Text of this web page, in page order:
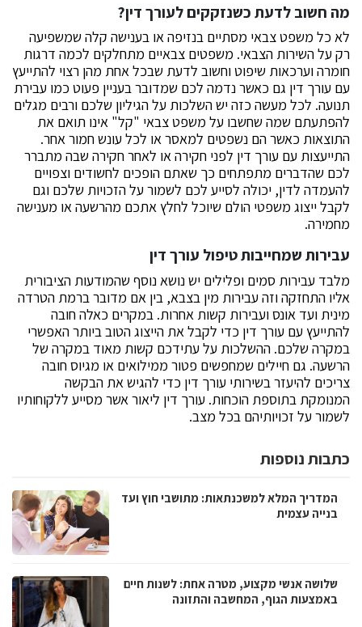
מה חשוב לדעת כשנזקקים לעורך דין?
לא כל משפט צבאי מסתיים בנזיפה או בענישה קלה שמשפיעה
רק על השירות הצבאי. משפטים צבאיים מתחלקים לכמה דרגות
חומרה וערכאות שיפוט וחשוב לדעת שבכל אחת מהן רצוי להתייעץ
עם עורך דין גם כאשר נדמה לכם שמדובר בעניין פעוט כמו עבירת
תנועה. לכל מעשה כזה יש השלכות על הגיליון שלכם ורבים מגלים
להפתעתם שמה שחשבו על משפט צבאי "קל" אינו תואם את
התוצאות כאשר הם נשפטים למאסר או לכל עונש חמור אחר.
התייעצות עם עורך דין לפני חקירה או לאחר חקירה שבה מתברר
לכם שהדברים מתפתחים כך שאתם הופכים לחשודים וצפויים
להעמדה לדין, יכולה לסייע לכם לשמור על הזכויות שלכם וגם
לקבל ייצוג משפטי הולם שיוכל לחלץ אתכם מהרשעה או מענישה
מחמירה.
עבירות שמחייבות טיפול עורך דין
מלבד עבירות סמים ופלילים יש נושא נוסף שהמודעות הציבורית
אליו התחזקה וזה עבירות מין בצבא, בין אם מדובר ברמת הטרדה
מינית ועד אונס ועבירות קשות אחרות. במקרים כאלה חובה
להתייעץ עם עורך דין כדי לקבל את הייצוג הטוב ביותר האפשרי
במקרה שלכם. ההשלכות על עתידכם קשות מאוד במקרה של
הרשעה. גם חיילים שמחפשים פטור ממילואים או מגיוס חובה
צריכים להיעזר בשירותי עורך דין כדי להגיש את הבקשה
המנומקת בתוספת הוכחות. עורך דין ליאור אשר מסייע ללקוחותיו
לשמור על זכויותיהם בכל מצב.
כתבות נוספות
המדריך המלא למשכנתאות: מתושבי חוץ ועד
בנייה עצמית
שלושה אנשי מקצוע, מטרה אחת: לשנות חיים
באמצעות הגוף, המחשבה והתזונה